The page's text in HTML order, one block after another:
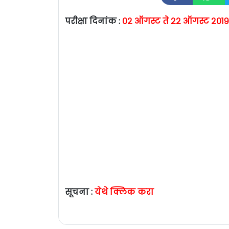
परीक्षा दिनांक : ०२ ऑगस्ट ते २२ ऑगस्ट २०१९
सूचना :येथे क्लिक करा